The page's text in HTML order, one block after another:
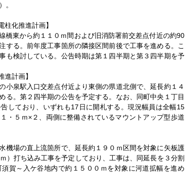
。
柱化推進計画】
橋東から約１１０ｍ間および旧消防署前交差点付近の約90
する。前年度工事箇所の隣接区間前後で工事を進める。こ
も検討している。公告時期は第１四半期と第３四半期を予
進計画】
小泉駅入口交差点付近より東側の県道北側で、延長約１４
る。第２四半期の公告を予定する。なお、同町中央１丁目
しており、いずれも17日に開札する。現況幅員は全幅15
・５ｍ×２、両側に整備されているマウントアップ型歩道
機場の直上流箇所で、延長約１９０ｍ区間を対象に矢板護
）打ち込み工事を予定しており、工事は、同延長を３分割
賀～入ケ谷地内で約１５００ｍを対象に河道拡幅を進め